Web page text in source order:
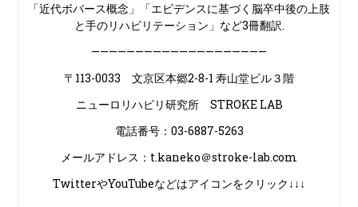
「近代ボバース概念」「エビデンスに基づく脳卒中後の上肢
と手のリハビリテーション」など3冊翻訳.
————————————————————
〒113-0033 文京区本郷2-8-1 寿山堂ビル３階
ニューロリハビリ研究所 STROKE LAB
電話番号：03-6887-5263
メールアドレス：t.kaneko＠stroke-lab.com
TwitterやYouTubeなどはアイコンをクリック↓↓↓